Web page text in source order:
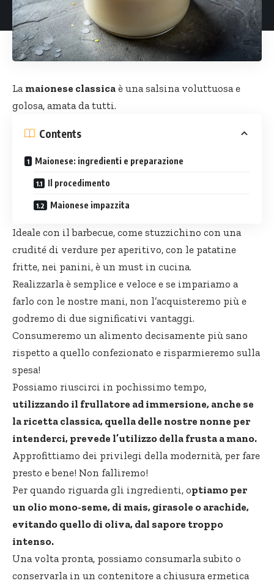
La maionese classica è una salsina voluttuosa e
golosa, amata da tutti.
Contents
Maionese: ingredienti e preparazione
Il procedimento
Maionese impazzita
Ideale con il barbecue, come stuzzichino con una
crudité di verdure per aperitivo, con le patatine
fritte, nei panini, è un must in cucina.
Realizzarla è semplice e veloce e se impariamo a
farlo con le nostre mani, non l’acquisteremo più e
godremo di due significativi vantaggi.
Consumeremo un alimento decisamente più sano
rispetto a quello confezionato e risparmieremo sulla
spesa!
Possiamo riuscirci in pochissimo tempo,
utilizzando il frullatore ad immersione, anche se
la ricetta classica, quella delle nostre nonne per
intenderci, prevede l’utilizzo della frusta a mano.
Approfittiamo dei privilegi della modernità, per fare
presto e bene! Non falliremo!
Per quando riguarda gli ingredienti, optiamo per
un olio mono-seme, di mais, girasole o arachide,
evitando quello di oliva, dal sapore troppo
intenso.
Una volta pronta, possiamo consumarla subito o
conservarla in un contenitore a chiusura ermetica